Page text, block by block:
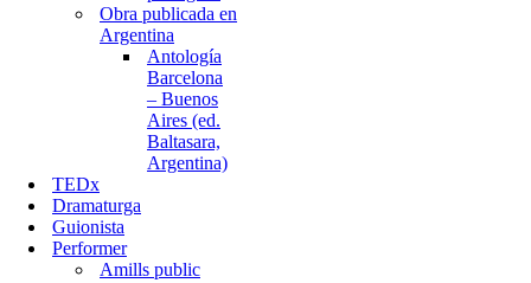
Obra publicada en
Argentina
Antología
Barcelona
– Buenos
Aires (ed.
Baltasara,
Argentina)
TEDx
Dramaturga
Guionista
Performer
Amills public